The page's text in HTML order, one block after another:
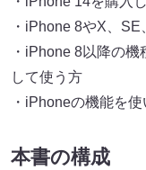
・iPhone 8やX、
・iPhone 8以降の
して使う方
・iPhoneの機能を
本書の構成